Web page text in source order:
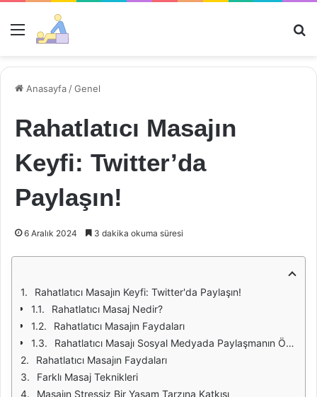
Menü
Anasayfa /Genel
Rahatlatıcı Masajın
Keyfi: Twitter’da
Paylaşın!
6 Aralık 2024 3 dakika okuma süresi
Rahatlatıcı Masajın Keyfi: Twitter'da Paylaşın!
Rahatlatıcı Masaj Nedir?
Rahatlatıcı Masajın Faydaları
Rahatlatıcı Masajı Sosyal Medyada Paylaşmanın Önemi
Rahatlatıcı Masajın Faydaları
Farklı Masaj Teknikleri
Masajın Stressiz Bir Yaşam Tarzına Katkısı